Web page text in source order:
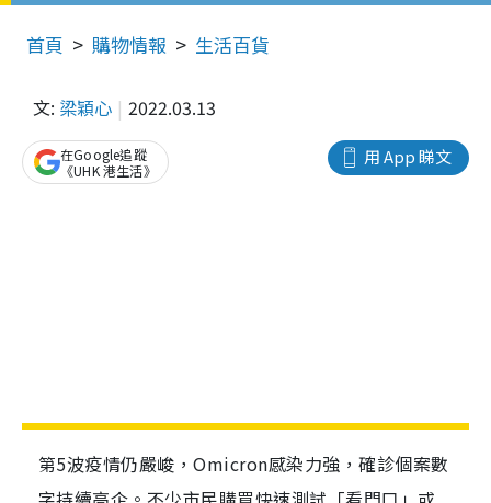
首頁 購物情報 生活百貨
文: 梁穎心 2022.03.13
用 App 睇文
在Google追蹤
《UHK 港生活》
第5波疫情仍嚴峻，Omicron感染力強，確診個案數